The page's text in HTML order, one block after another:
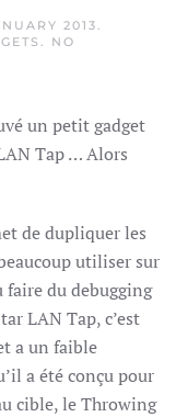
2013
NO
un petit gadget
Tap … Alors
de dupliquer les
utiliser sur
du debugging
LAN Tap, c’est
a un faible
a été conçu pour
cible, le Throwing